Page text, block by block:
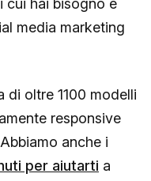
cui hai bisogno è
media marketing
di oltre 1100 modelli
responsive
anche i
per aiutarti a